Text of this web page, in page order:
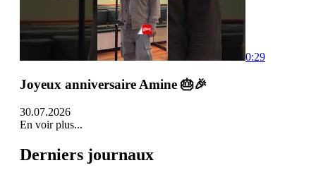
0:29
Joyeux anniversaire Amine 🎂🎉
30.07.2026
En voir plus...
Derniers journaux